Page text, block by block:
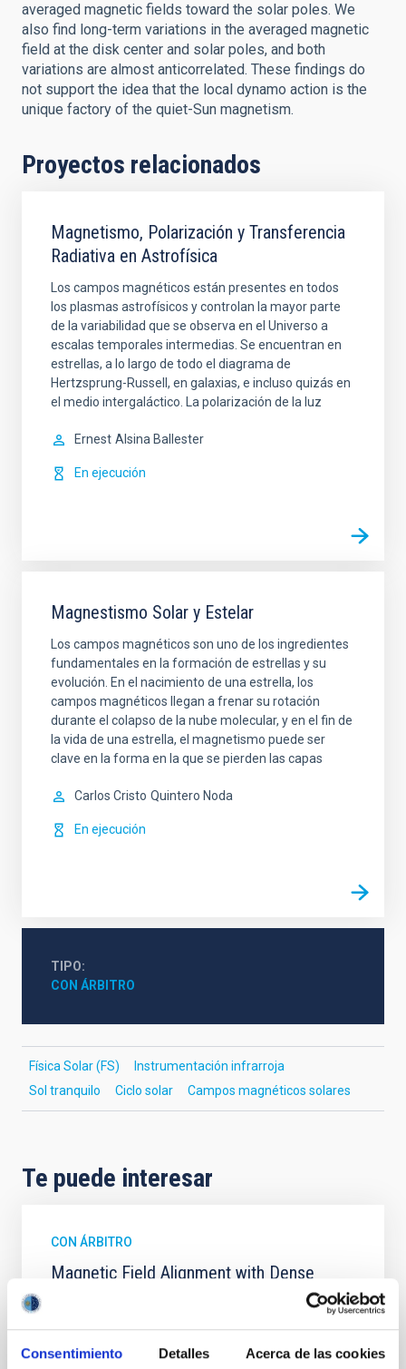
Consentimiento Detalles Acerca de las cookies
averaged magnetic fields toward the solar poles. We
also find long-term variations in the averaged magnetic
field at the disk center and solar poles, and both
variations are almost anticorrelated. These findings do
not support the idea that the local dynamo action is the
unique factory of the quiet-Sun magnetism.
Proyectos relacionados
Magnetismo, Polarización y Transferencia
Radiativa en Astrofísica
Los campos magnéticos están presentes en todos
los plasmas astrofísicos y controlan la mayor parte
de la variabilidad que se observa en el Universo a
escalas temporales intermedias. Se encuentran en
estrellas, a lo largo de todo el diagrama de
Hertzsprung-Russell, en galaxias, e incluso quizás en
el medio intergaláctico. La polarización de la luz
Ernest Alsina Ballester
En ejecución
Magnestismo Solar y Estelar
Los campos magnéticos son uno de los ingredientes
fundamentales en la formación de estrellas y su
evolución. En el nacimiento de una estrella, los
campos magnéticos llegan a frenar su rotación
durante el colapso de la nube molecular, y en el fin de
la vida de una estrella, el magnetismo puede ser
clave en la forma en la que se pierden las capas
Carlos Cristo Quintero Noda
En ejecución
TIPO
CON ÁRBITRO
Física Solar (FS)
Instrumentación infrarroja
Sol tranquilo
Ciclo solar Campos magnéticos solares
Te puede interesar
CON ÁRBITRO
Magnetic Field Alignment with Dense
Cores in the Transition between Cloud and
In a magnetically dominated model of star formation,